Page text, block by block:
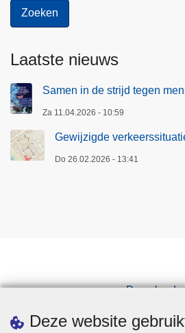
Deze website
Laatste nieuws
Samen in de strijd tegen
Za 11.04.2026 - 10:59
Gewijzigde
Do 26.02.2026 - 13:41
Downloads